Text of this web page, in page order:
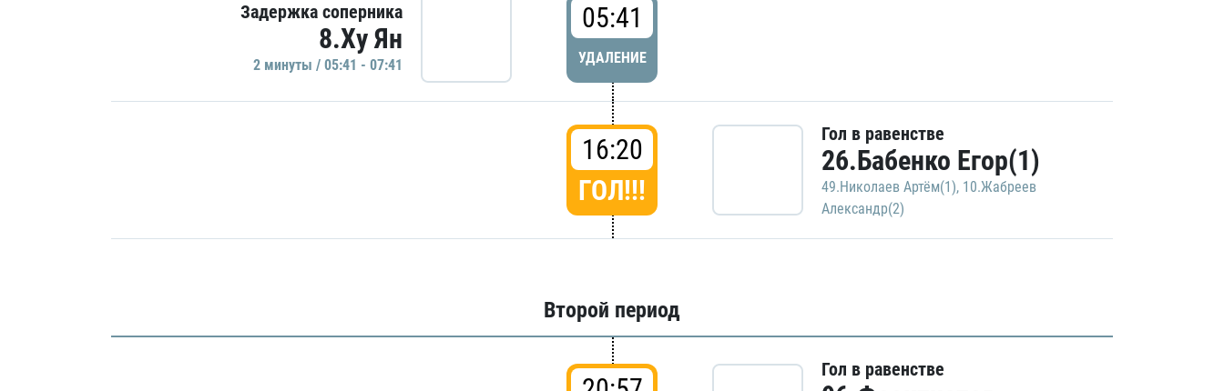
Задержка соперника
8.Ху Ян
2 минуты / 05:41 - 07:41
05:41
УДАЛЕНИЕ
16:20
ГОЛ!!!
Гол в равенстве
26.Бабенко Егор(1)
49.Николаев Артём(1), 10.Жабреев
Александр(2)
Второй период
Гол в равенстве